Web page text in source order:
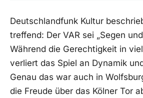
Deutschlandfunk Kultur
treffend: Der VAR sei „Segen
Während die Gerechtigkeit in
verliert das Spiel an Dynamik
Genau das war auch in
die Freude über das Kölner Tor